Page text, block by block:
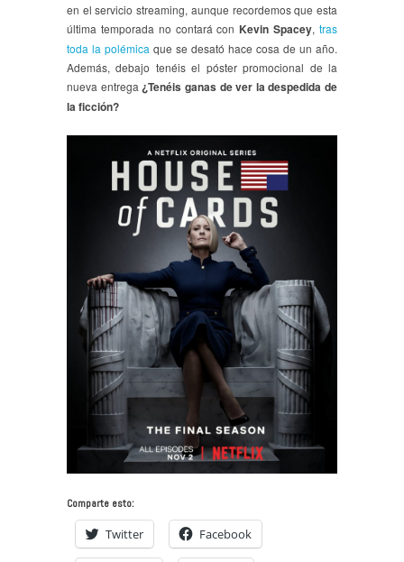
en el servicio streaming, aunque recordemos que esta
última temporada no contará con Kevin Spacey,tras
toda la polémica que se desató hace cosa de un año.
Además, debajo tenéis el póster promocional de la
nueva entrega ¿Tenéis ganas de ver la despedida de
la ficción?
Comparte esto:
Twitter Facebook